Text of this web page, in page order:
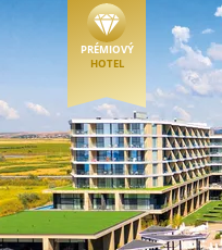
PRÉMIOVÝ
HOTEL